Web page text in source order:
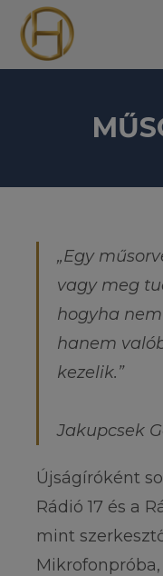
„Egy
vagy meg
hogyha
hanem
kezelik.”
Jakupcsek
Újságíróként
Rádió 17 és a
mint